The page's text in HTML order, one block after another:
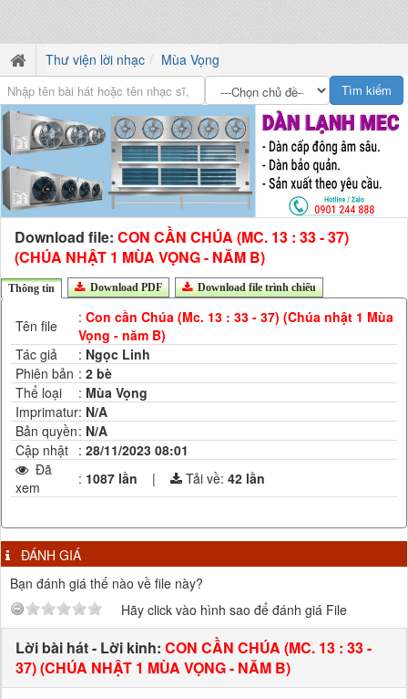
Thư viện lời nhạc Mùa Vọng
Download file: CON CẦN CHÚA (MC. 13 : 33 - 37)
(CHÚA NHẬT 1 MÙA VỌNG - NĂM B)
Thông tin Download PDF Download file trình chiếu
Tên file : Con cần Chúa (Mc. 13 : 33 - 37) (Chúa nhật 1 Mùa
Vọng - năm B)
Tác giả
: Ngọc Linh
Phiên bản : 2 bè
Thể loại
: Mùa Vọng
Imprimatur: N/A
Bản quyền: N/A
Cập nhật : 28/11/2023 08:01
Đã
xem
: 1087 lần | Tải về: 42 lần
ĐÁNH GIÁ
Bạn đánh giá thế nào về file này?
Hãy click vào hình sao để đánh giá File
Lời bài hát - Lời kinh: CON CẦN CHÚA (MC. 13 : 33 -
37) (CHÚA NHẬT 1 MÙA VỌNG - NĂM B)